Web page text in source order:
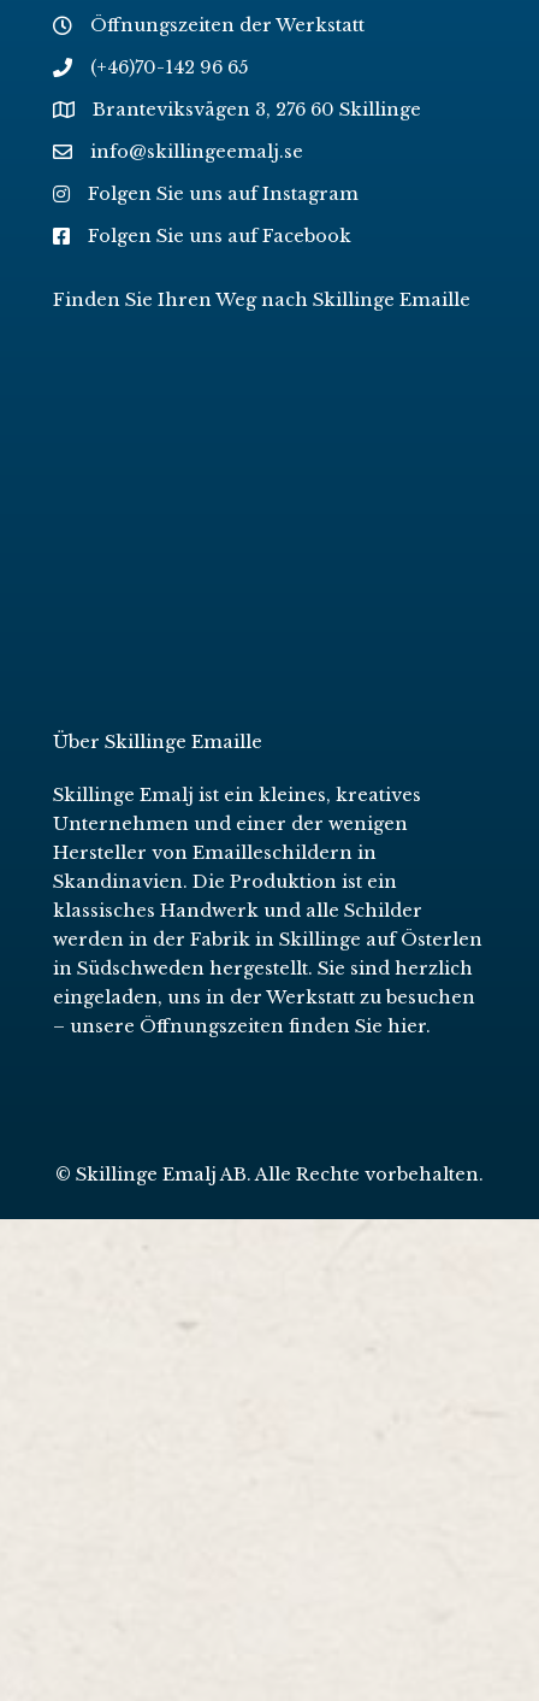
Öffnungszeiten der Werkstatt
(+46)70-142 96 65
Branteviksvägen 3, 276 60 Skillinge
info@skillingeemalj.se
Folgen Sie uns auf Instagram
Folgen Sie uns auf Facebook
Finden Sie Ihren Weg nach Skillinge Emaille
Über Skillinge Emaille
Skillinge Emalj ist ein kleines, kreatives
Unternehmen und einer der wenigen
Hersteller von Emailleschildern in
Skandinavien. Die Produktion ist ein
klassisches Handwerk und alle Schilder
werden in der Fabrik in Skillinge auf Österlen
in Südschweden hergestellt. Sie sind herzlich
eingeladen, uns in der Werkstatt zu besuchen
– unsere Öffnungszeiten finden Sie hier.
© Skillinge Emalj AB. Alle Rechte vorbehalten.